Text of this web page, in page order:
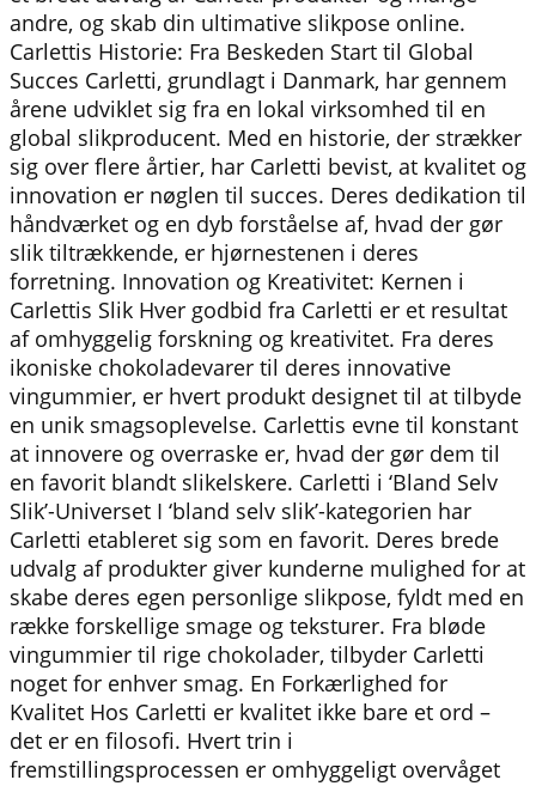
andre, og skab din ultimative slikpose online.
Carlettis Historie: Fra Beskeden Start til Global
Succes Carletti, grundlagt i Danmark, har gennem
årene udviklet sig fra en lokal virksomhed til en
global slikproducent. Med en historie, der strækker
sig over flere årtier, har Carletti bevist, at kvalitet og
innovation er nøglen til succes. Deres dedikation til
håndværket og en dyb forståelse af, hvad der gør
slik tiltrækkende, er hjørnestenen i deres
forretning. Innovation og Kreativitet: Kernen i
Carlettis Slik Hver godbid fra Carletti er et resultat
af omhyggelig forskning og kreativitet. Fra deres
ikoniske chokoladevarer til deres innovative
vingummier, er hvert produkt designet til at tilbyde
en unik smagsoplevelse. Carlettis evne til konstant
at innovere og overraske er, hvad der gør dem til
en favorit blandt slikelskere. Carletti i ‘Bland Selv
Slik’-Universet I ‘bland selv slik’-kategorien har
Carletti etableret sig som en favorit. Deres brede
udvalg af produkter giver kunderne mulighed for at
skabe deres egen personlige slikpose, fyldt med en
række forskellige smage og teksturer. Fra bløde
vingummier til rige chokolader, tilbyder Carletti
noget for enhver smag. En Forkærlighed for
Kvalitet Hos Carletti er kvalitet ikke bare et ord –
det er en filosofi. Hvert trin i
fremstillingsprocessen er omhyggeligt overvåget